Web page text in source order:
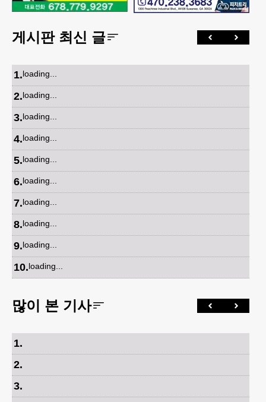
게시판 최신 글
1.loading...
2.loading...
3.loading...
4.loading...
5.loading...
6.loading...
7.loading...
8.loading...
9.loading...
10.loading...
많이 본 기사
1.
2.
3.